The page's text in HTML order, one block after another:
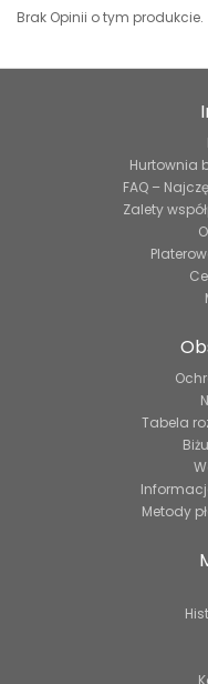
Brak Opinii o tym produkcie.
Hurtownia
FAQ –
Zalety
Tabela
Metody